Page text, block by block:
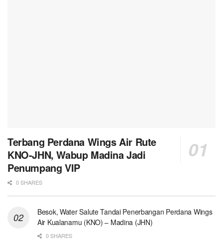
Terbang Perdana Wings Air Rute
KNO-JHN, Wabup Madina Jadi
Penumpang VIP
0 SHARES
Besok, Water Salute Tandai Penerbangan Perdana Wings
Air Kualanamu (KNO) – Madina (JHN)
0 SHARES